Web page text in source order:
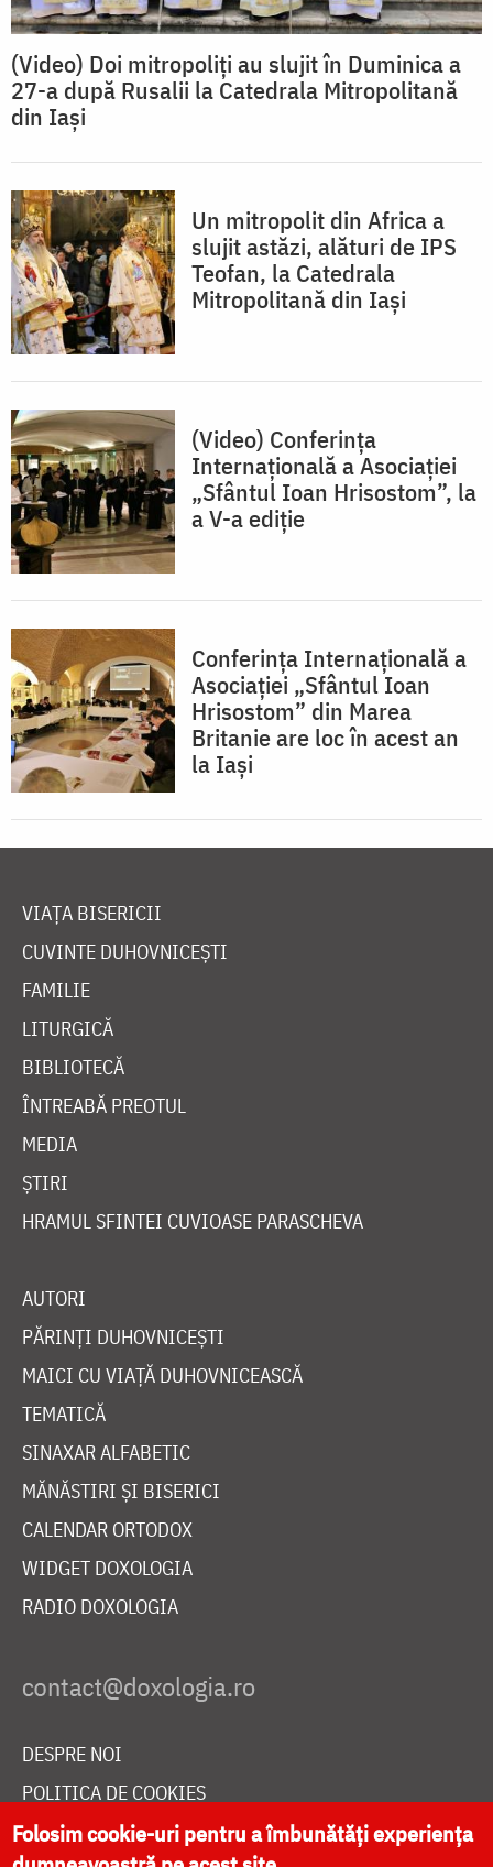
(Video) Doi mitropoliți au slujit în Duminica a
27-a după Rusalii la Catedrala Mitropolitană
din Iași
Un mitropolit din Africa a
slujit astăzi, alături de IPS
Teofan, la Catedrala
Mitropolitană din Iași
(Video) Conferința
Internațională a Asociației
„Sfântul Ioan Hrisostom”, la
a V-a ediție
Conferința Internațională a
Asociației „Sfântul Ioan
Hrisostom” din Marea
Britanie are loc în acest an
la Iași
VIAȚA BISERICII
CUVINTE DUHOVNICEȘTI
FAMILIE
LITURGICĂ
BIBLIOTECĂ
ÎNTREABĂ PREOTUL
MEDIA
ȘTIRI
HRAMUL SFINTEI CUVIOASE PARASCHEVA
AUTORI
PĂRINȚI DUHOVNICEȘTI
MAICI CU VIAȚĂ DUHOVNICEASCĂ
TEMATICĂ
SINAXAR ALFABETIC
MĂNĂSTIRI ȘI BISERICI
CALENDAR ORTODOX
WIDGET DOXOLOGIA
RADIO DOXOLOGIA
DESPRE NOI
POLITICA DE COOKIES
DONEAZĂ ONLINE PENTRU CATEDRALA NAȚIONALĂ
Folosim cookie-uri pentru a îmbunătăți experiența